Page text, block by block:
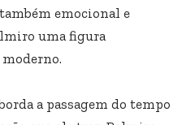
emocional e
uma figura
a passagem do tempo